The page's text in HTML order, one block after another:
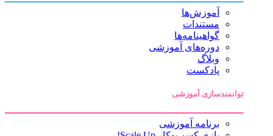
آموزش‌ها
مستندات
گواهینامه‌ها
دوره‌های آموزشی
وبلاگ
پادکست
توانمندسازی آموزشی
برنامه آموزشی